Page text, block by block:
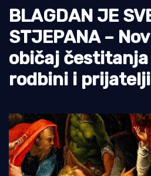
Pomorstvo
Ribolov
Ekologija
Tradicija i kultura
BLAGDAN JE
STJEPANA –
običaj čestitanja
rodbini i